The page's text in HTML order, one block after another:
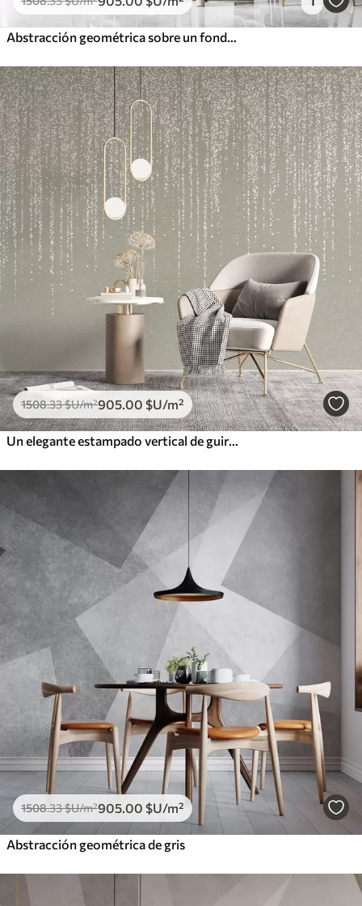
Abstracción geométrica sobre un fondo de mármol en colores pastel
1508.33$U/m²905.00 $U/m²
Un elegante estampado vertical de guirnaldas punteadas sobre un fondo de textura beige, que crea una sensación de profundidad y movimiento
1508.33$U/m²905.00 $U/m²
Abstracción geométrica de gris